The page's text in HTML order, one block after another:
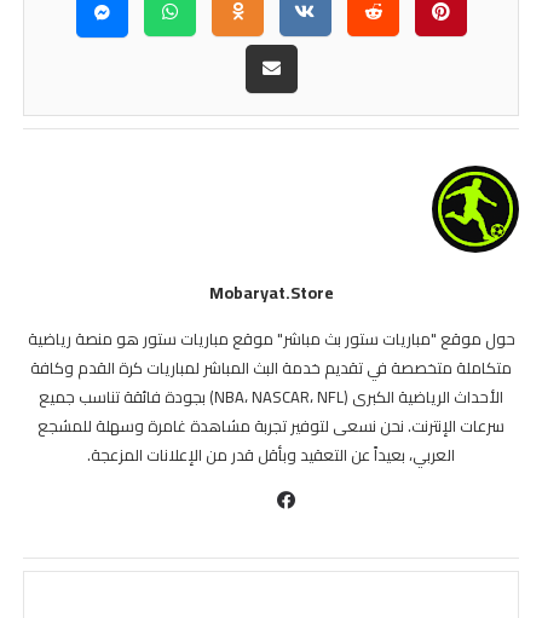
Mobaryat.store
حول موقع "مباريات ستور بث مباشر" موقع مباريات ستور هو منصة رياضية
متكاملة متخصصة في تقديم خدمة البث المباشر لمباريات كرة القدم وكافة
الأحداث الرياضية الكبرى (NBA، NASCAR، NFL) بجودة فائقة تناسب جميع
سرعات الإنترنت. نحن نسعى لتوفير تجربة مشاهدة غامرة وسهلة للمشجع
العربي، بعيداً عن التعقيد وبأقل قدر من الإعلانات المزعجة.